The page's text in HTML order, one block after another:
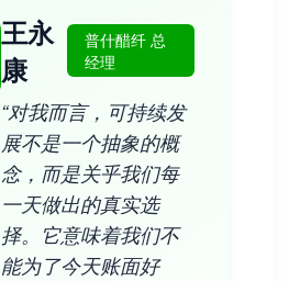
王永
康
普什醋纤 总
经理
“对我而言，可持续发
展不是一个抽象的概
念，而是关乎我们每
一天做出的真实选
择。它意味着我们不
能为了今天账面好